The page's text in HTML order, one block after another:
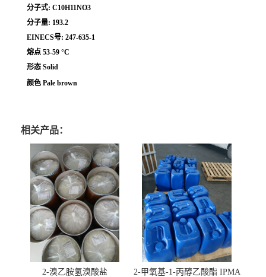
分子式: C10H11NO3
分子量: 193.2
EINECS号: 247-635-1
熔点 53-59 °C
形态 Solid
颜色 Pale brown
相关产品：
2-溴乙胺氢溴酸盐 2-甲氧基-1-丙醇乙酸酯 IPMA